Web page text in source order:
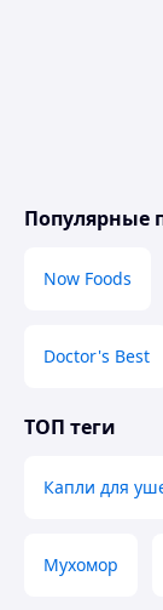
Популярные
Now Foods
Doctor's Best
ТОП теги
Капли для
Мухомор